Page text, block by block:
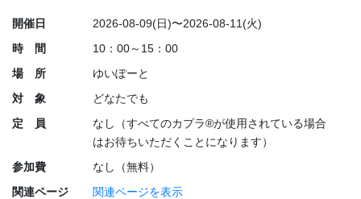
開催日
2026-08-09(日)〜2026-08-11(火)
時 間
10：00～15：00
場 所
ゆいぽーと
対 象
どなたでも
定 員
なし（すべてのカプラ®が使用されている場合
はお待ちいただくことになります）
参加費
なし（無料）
関連ページ
関連ページを表示